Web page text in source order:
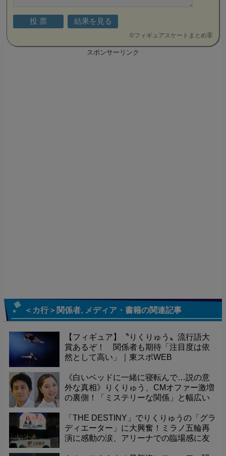
©フィギュアスケートまとめ零
スポンサーリンク
＜カ行＞関係者, メディア・書籍の関連記事
【フィギュア】〝りくりゅう〟流行語大
賞あるぞ！ 関係者も期待「注目度は依
然として高い」｜東スポWEB
《白いベッドに一緒に寝転んで…説の意
外な真相》りくりゅう、CMオファー激増
の裏側！「ミステリーな関係」と幅広い
「THE DESTINY」でりくりゅうの「グラ
ディエーター」に大興奮！ミラノ五輪再
演に感動の涙、アリーナでの臨場感に友